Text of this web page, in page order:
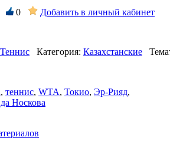
0 Добавить в личный кабинет
Теннис Категория: Казахстанские
, теннис, WTA, Токио, Эр-Рияд,
Носкова